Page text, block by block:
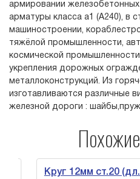
армировании железобетонных
арматуры класса а1 (А240), в
машиностроении,
тяжёлой промышленности,
космической
укрепления дорожных
металлоконструкций. Из
изготавливаются различные
железной дороги :
Круг 12мм ст.20